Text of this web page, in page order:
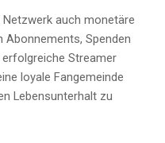
auch monetäre
Spenden
Streamer
loyale Fangemeinde
Lebensunterhalt zu